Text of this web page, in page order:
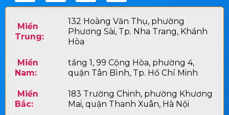
Miền
Trung:
132 Hoàng Văn Thụ, phường
Phương Sài, Tp. Nha Trang, Khánh
Hòa
Miền
Nam:
tầng 1, 99 Cộng Hòa, phường 4,
quận Tân Bình, Tp. Hồ Chí Minh
Miền
Bắc:
183 Trường Chinh, phường Khương
Mai, quận Thanh Xuân, Hà Nội